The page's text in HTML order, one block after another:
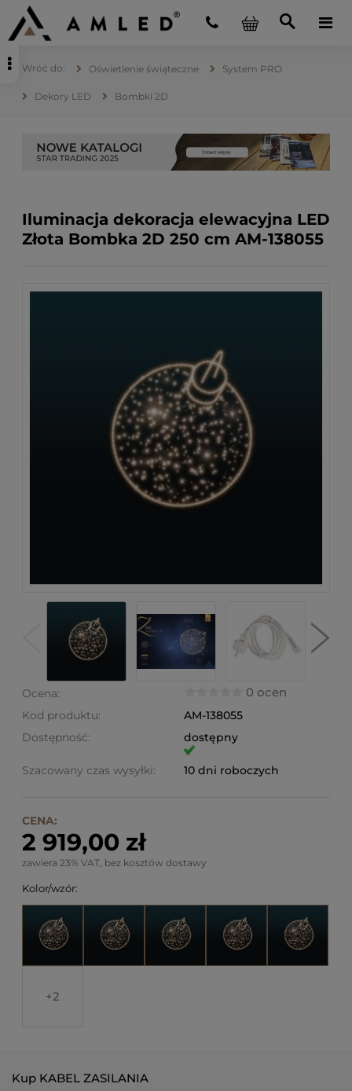
Oświetlenie świąteczne System PRO
Dekory LED Bombki 2D
Iluminacja dekoracja elewacyjna LED
Złota Bombka 2D 250 cm AM-138055
Ocena: 0 ocen
Kod produktu:
AM-138055
Dostępność:
dostępny
Szacowany czas wysyłki: 10 dni roboczych
CENA:
2 919,00 zł
zawiera 23% VAT, bez kosztów dostawy
Kolor/wzór:
2
Kup KABEL ZASILANIA